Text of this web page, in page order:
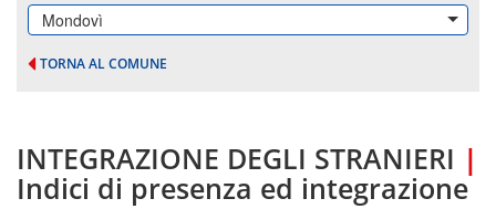
Mondovì
TORNA AL COMUNE
INTEGRAZIONE DEGLI STRANIERI |
Indici di presenza ed integrazione